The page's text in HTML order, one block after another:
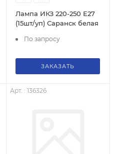
Лампа ИКЗ 220-250 Е27
(15шт/уп) Саранск белая
По запросу
ЗАКАЗАТЬ
Арт. : 136326